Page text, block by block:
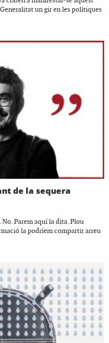
un gir en les polítiques
de la sequera
Parem aquí la dita. Plou
la podríem compartir arreu